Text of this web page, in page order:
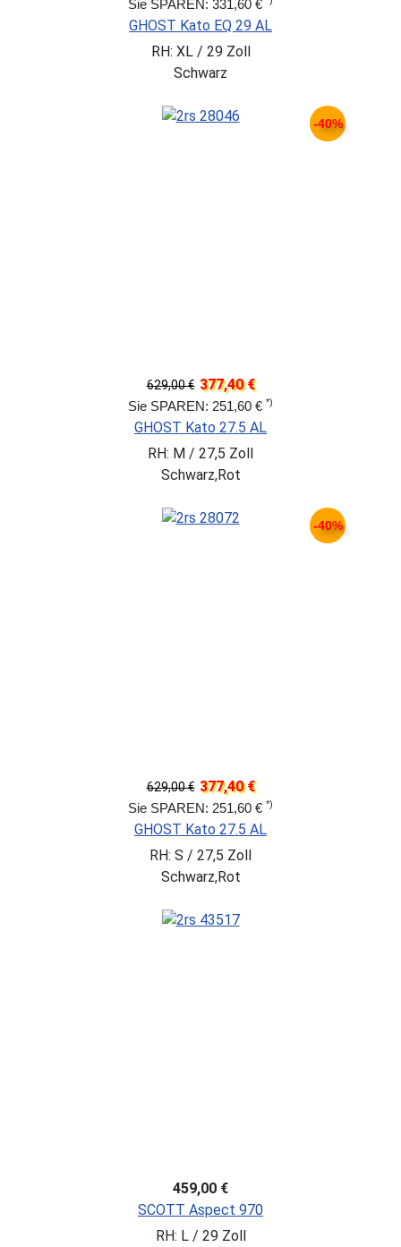
Sie SPAREN: 331,60 €
GHOST Kato EQ 29 AL
RH: XL / 29 Zoll
Schwarz
-40%
629,00 € 377,40 €
Sie SPAREN: 251,60 € *)
GHOST Kato 27.5 AL
RH: M / 27,5 Zoll
Schwarz,Rot
-40%
629,00 € 377,40 €
Sie SPAREN: 251,60 € *)
GHOST Kato 27.5 AL
RH: S / 27,5 Zoll
Schwarz,Rot
459,00 €
SCOTT Aspect 970
RH: L / 29 Zoll